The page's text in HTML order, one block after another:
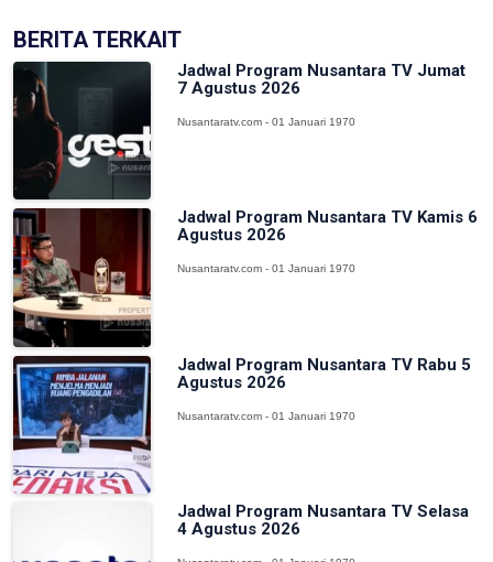
BERITA TERKAIT
Jadwal Program Nusantara TV Jumat
7 Agustus 2026
Nusantaratv.com - 01 Januari 1970
Jadwal Program Nusantara TV Kamis 6
Agustus 2026
Nusantaratv.com - 01 Januari 1970
Jadwal Program Nusantara TV Rabu 5
Agustus 2026
Nusantaratv.com - 01 Januari 1970
Jadwal Program Nusantara TV Selasa
4 Agustus 2026